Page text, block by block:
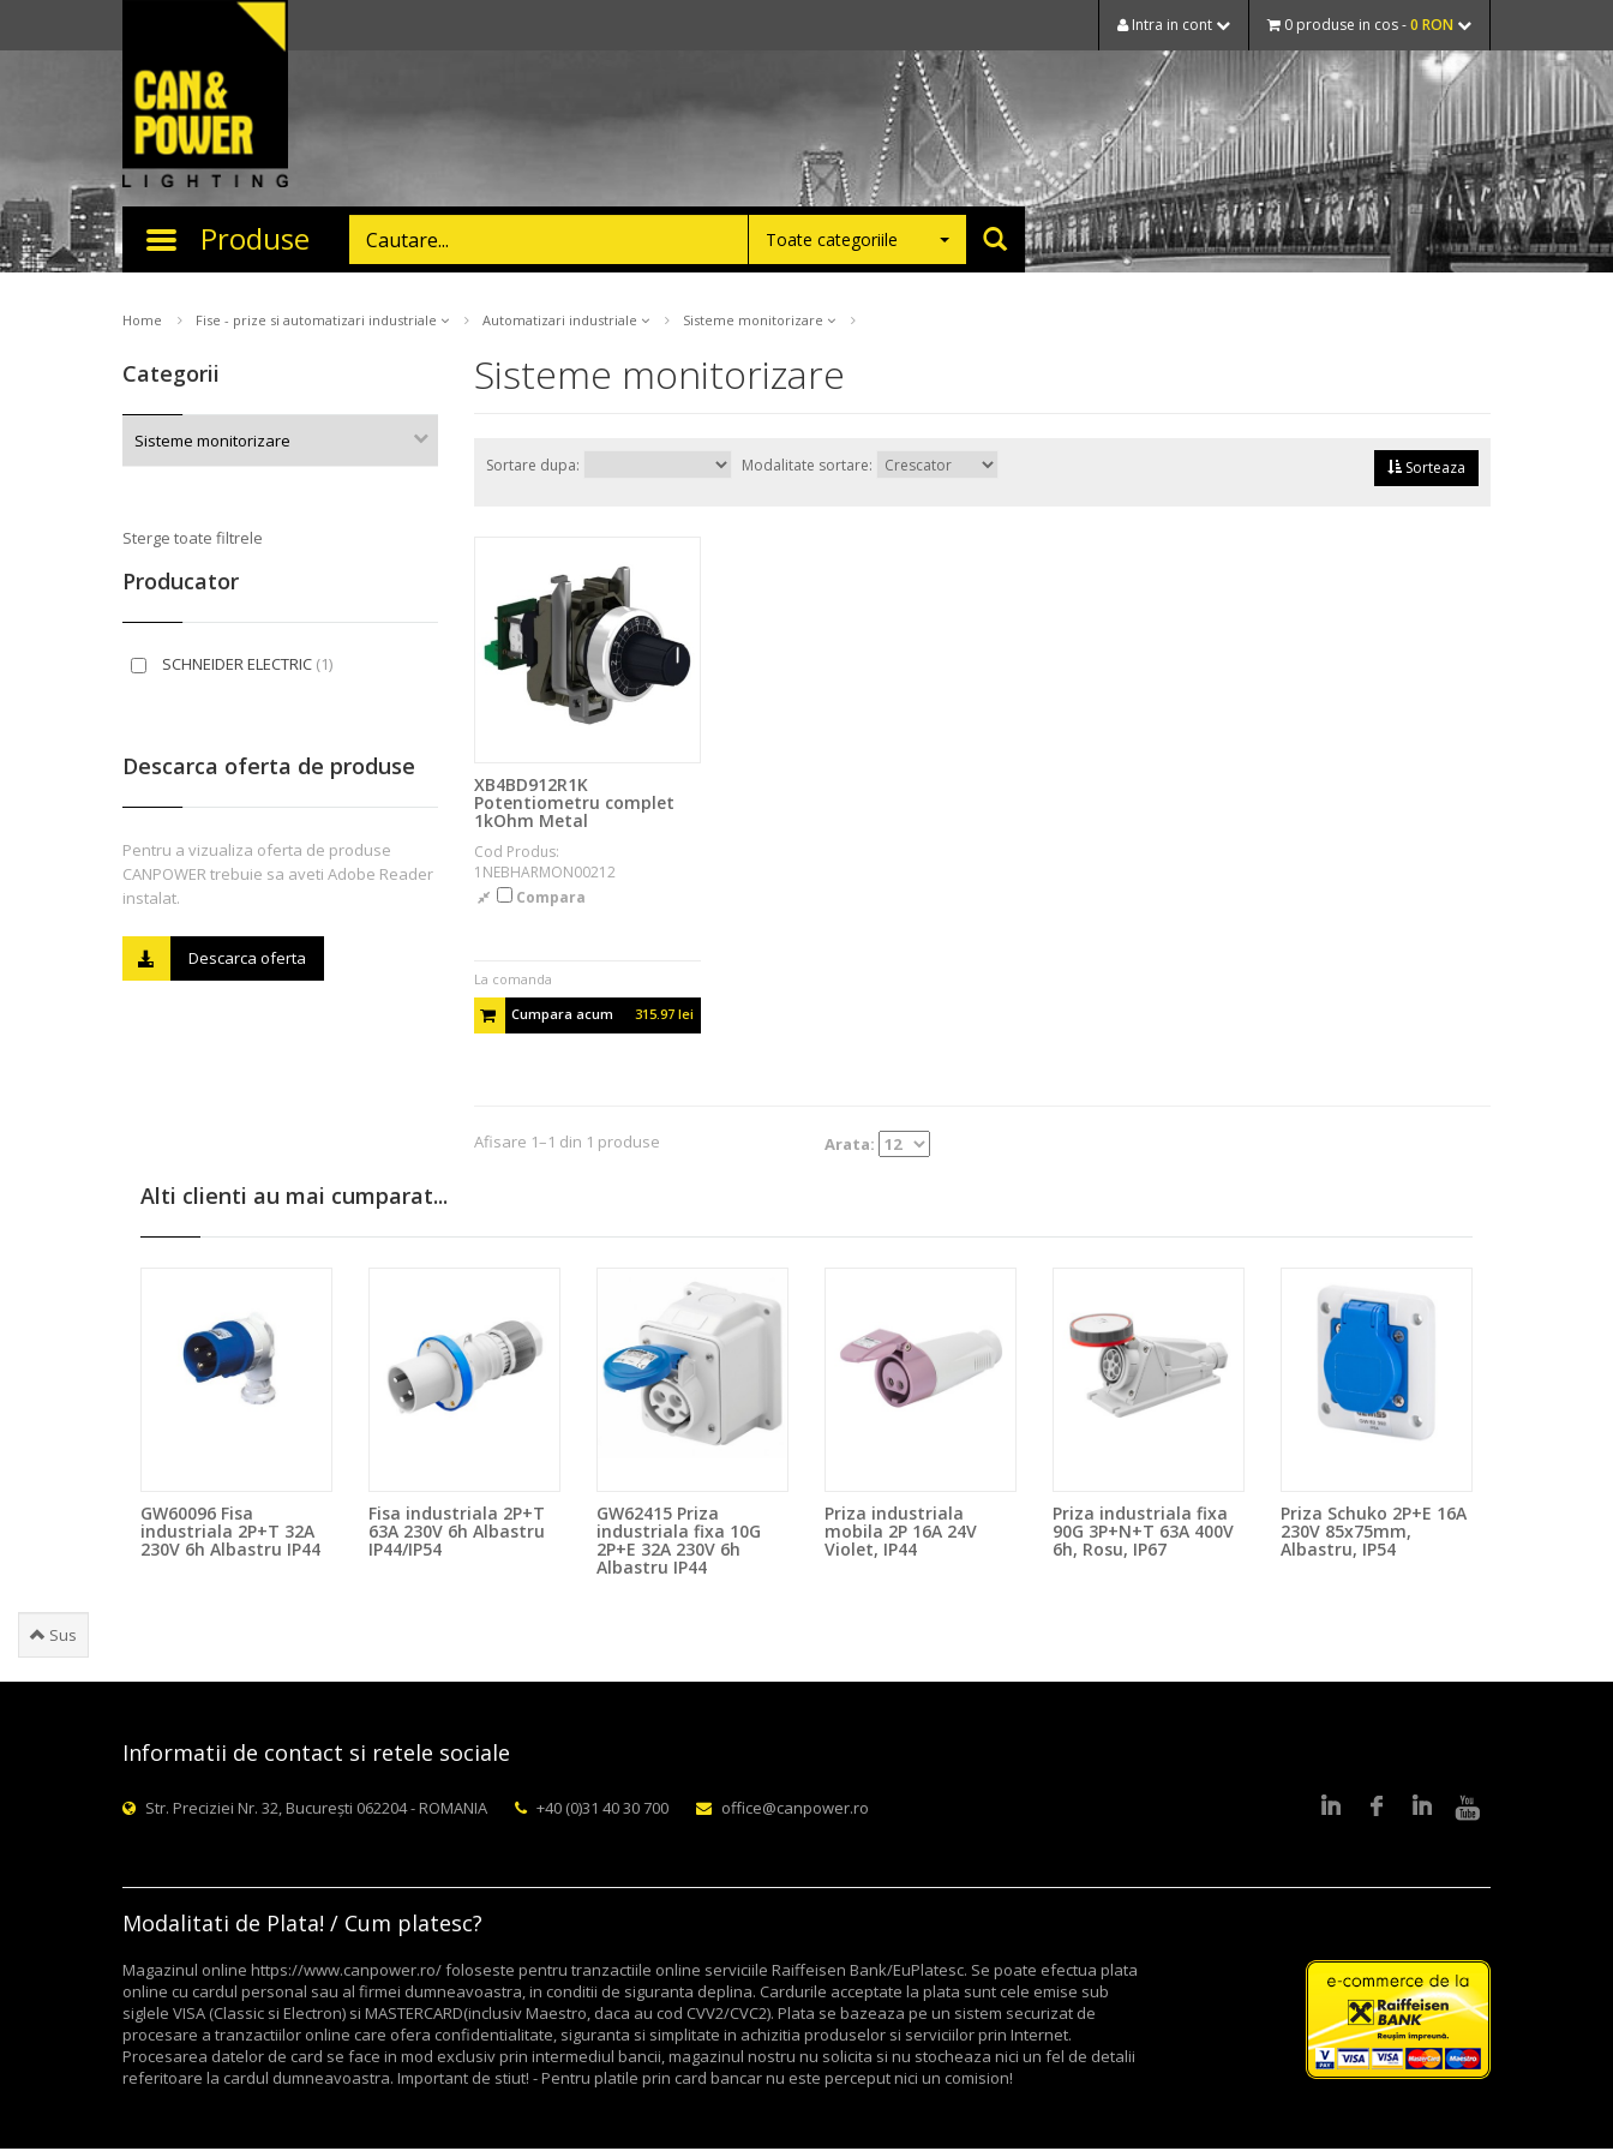
Intra in cont 0 produse in cos -0 RON
Toggle
Produse Toate categoriile
Home Fise - prize si automatizari industriale Automatizari industriale Sisteme monitorizare
Categorii
Sisteme monitorizare
Sterge toate filtrele
Producator
SCHNEIDER ELECTRIC (1)
Descarca oferta de produse
Pentru a vizualiza oferta de produse
CANPOWER trebuie sa aveti Adobe Reader
instalat.
Descarca oferta
Sisteme monitorizare
Sortare dupa: Modalitate sortare: Sorteaza
XB4BD912R1K
Potentiometru complet
1kOhm Metal
Cod Produs:
1NEBHARMON00212
Compara
La comanda
Cumpara acum
315.97 lei
Afisare 1–1 din 1 produse Arata:
Alti clienti au mai cumparat...
GW60096 Fisa
industriala 2P+T 32A
230V 6h Albastru IP44
Fisa industriala 2P+T
63A 230V 6h Albastru
IP44/IP54
GW62415 Priza
industriala fixa 10G
2P+E 32A 230V 6h
Albastru IP44
Priza industriala
mobila 2P 16A 24V
Violet, IP44
Priza industriala fixa
90G 3P+N+T 63A 400V
6h, Rosu, IP67
Priza Schuko 2P+E 16A
230V 85x75mm,
Albastru, IP54
Sus
Informatii de contact si retele sociale
Str. Preciziei Nr. 32, București 062204 - ROMANIA +40 (0)31 40 30 700 office@canpower.ro
Modalitati de Plata! / Cum platesc?
Magazinul online https://www.canpower.ro/ foloseste pentru tranzactiile online serviciile Raiffeisen Bank/EuPlatesc. Se poate efectua plata
online cu cardul personal sau al firmei dumneavoastra, in conditii de siguranta deplina. Cardurile acceptate la plata sunt cele emise sub
siglele VISA (Classic si Electron) si MASTERCARD(inclusiv Maestro, daca au cod CVV2/CVC2). Plata se bazeaza pe un sistem securizat de
procesare a tranzactiilor online care ofera confidentialitate, siguranta si simplitate in achizitia produselor si serviciilor prin Internet.
Procesarea datelor de card se face in mod exclusiv prin intermediul bancii, magazinul nostru nu solicita si nu stocheaza nici un fel de detalii
referitoare la cardul dumneavoastra. Important de stiut! - Pentru platile prin card bancar nu este perceput nici un comision!